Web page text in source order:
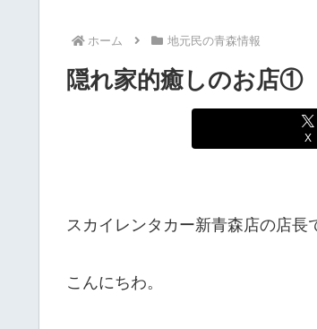
ホーム 地元民の青森情報
隠れ家的癒しのお店①
X
スカイレンタカー新青森店の店長
こんにちわ。